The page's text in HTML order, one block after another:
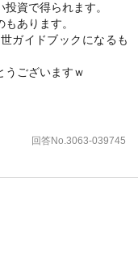
資で得られます。
あります。
ガイドブックになるも
うございますｗ
回答No.3063-039745